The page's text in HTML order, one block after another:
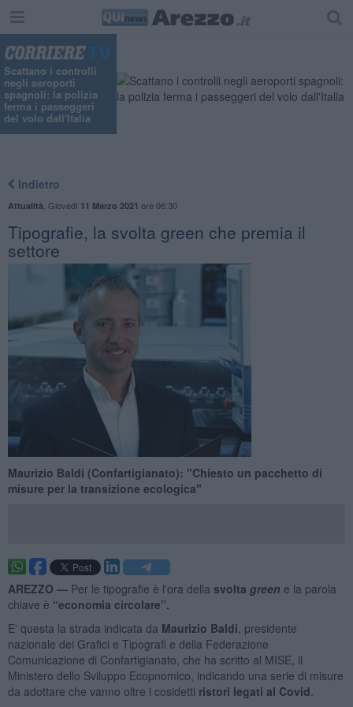
Scattano i controlli
negli aeroporti
spagnoli: la polizia
ferma i passeggeri
del volo dall'Italia
Indietro
Attualità Giovedì 11 Marzo 2021 ore 06:30
Tipografie, la svolta green che premia il
settore
Maurizio Baldi (Confartigianato): "Chiesto un pacchetto di
misure per la transizione ecologica"
AREZZO — Per le tipografie è l'ora della svolta green e la parola
chiave è “economia circolare”.
E' questa la strada indicata da Maurizio Baldi , presidente
nazionale dei Grafici e Tipografi e della Federazione
Comunicazione di Confartigianato, che ha scritto al MISE, il
Ministero dello Sviluppo Ecopnomico, indicando una serie di misure
da adottare che vanno oltre i cosidetti ristori legati al Covid